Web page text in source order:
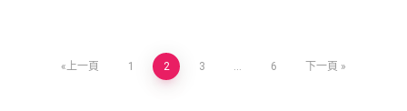
上一頁 1 2 3 ... 6 下一頁